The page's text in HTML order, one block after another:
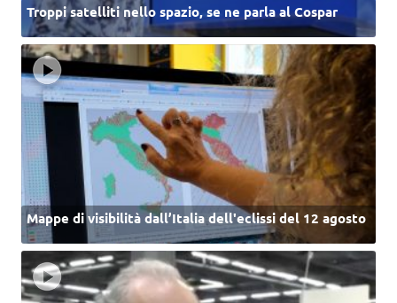
Troppi satelliti nello spazio, se ne parla al Cospar
Mappe di visibilità dall’Italia dell'eclissi del 12 agosto